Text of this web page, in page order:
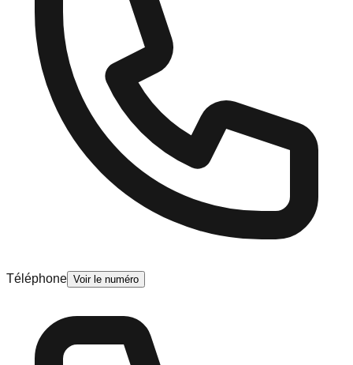
Téléphone Voir le numéro